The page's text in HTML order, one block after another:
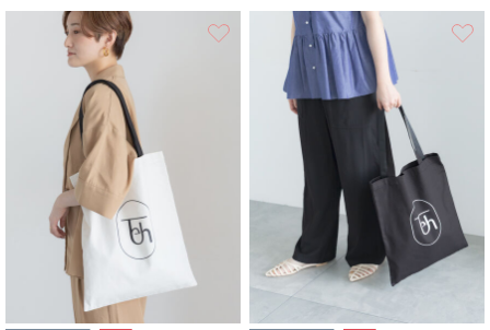
お気に入り